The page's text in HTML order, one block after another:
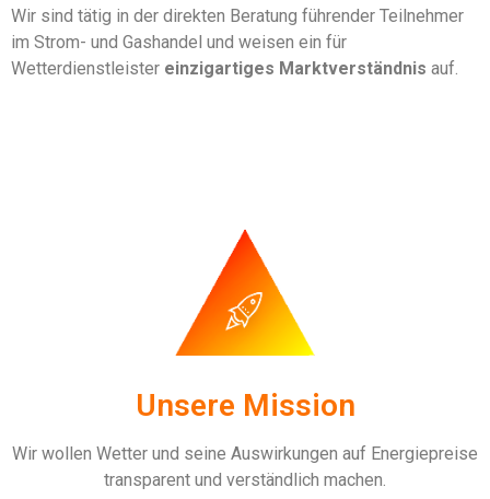
Wir sind tätig in der direkten Beratung führender Teilnehmer
im Strom- und Gashandel und weisen ein für
Wetterdienstleister einzigartiges Marktverständnis auf.
Unsere Mission
Wir wollen Wetter und seine Auswirkungen auf Energiepreise
transparent und verständlich machen.